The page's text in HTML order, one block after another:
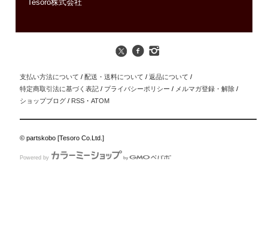
Tesoro株式会社
支払い方法について / 配送・送料について / 返品について /
特定商取引法に基づく表記 / プライバシーポリシー / メルマガ登録・解除 /
ショップブログ / RSS ・ATOM
© partskobo [Tesoro Co.Ltd.]
Powered by